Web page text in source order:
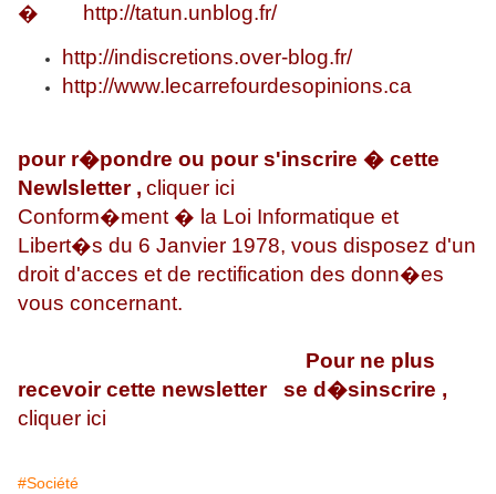
�
http://tatun.unblog.fr/
http://indiscretions.over-blog.fr/
http://www.lecarrefourdesopinions.ca
pour r�pondre ou pour s'inscrire � cette
Newlsletter , cliquer ici
Conform�ment � la Loi Informatique et
Libert�s du 6 Janvier 1978, vous disposez d'un
droit d'acces et de rectification des donn�es
vous concernant.
Pour ne plus
recevoir cette newsletter
se d�sinscrire ,
cliquer ici
#Société